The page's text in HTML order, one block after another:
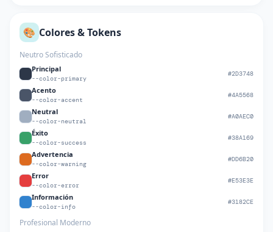
🎨 Colores & Tokens
Neutro Sofisticado
Principal
--color-primary
#2D3748
Acento
--color-accent
#4A5568
Neutral
--color-neutral
#A0AEC0
Éxito
--color-success
#38A169
Advertencia
--color-warning
#DD6B20
Error
--color-error
#E53E3E
Información
--color-info
#3182CE
Profesional Moderno